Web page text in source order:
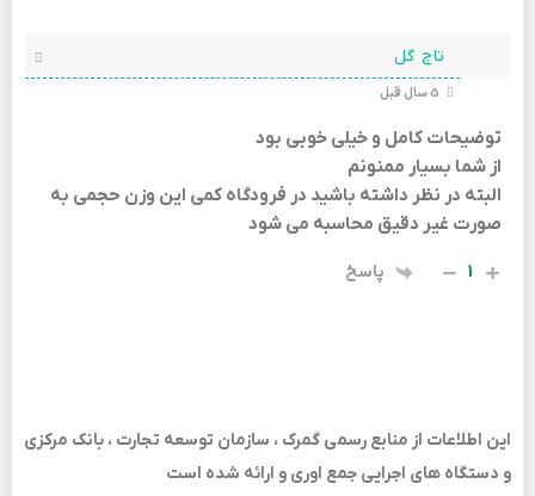
تاج گل
توضیحات کامل و خیلی خوبی بود
از شما بسیار ممنونم
البته در نظر داشته باشید در فرودگاه کمی این وزن حجمی به
صورت غیر دقیق محاسبه می شود
1 پاسخ
این اطلاعات از منابع رسمی گمرک ، سازمان توسعه تجارت ، بانک مرکزی
و دستگاه های اجرایی جمع اوری و ارائه شده است